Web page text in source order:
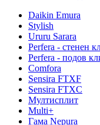
Daikin Emura
Stylish
Ururu Sarara
Perfera - стенен
Perfera - подов
Comfora
Sensira FTXF
Sensira FTXC
Мултисплит
Multi+
Гама Nepura